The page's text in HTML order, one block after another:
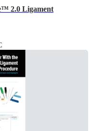
2.0 Ligament